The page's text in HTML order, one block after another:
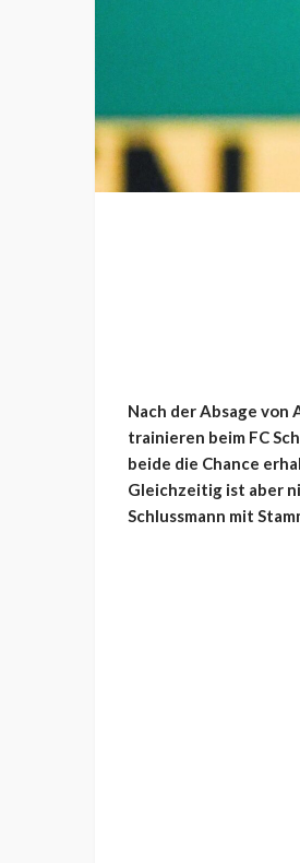
Nach der Absage von
trainieren beim FC
beide die Chance
Gleichzeitig ist aber
Schlussmann mit